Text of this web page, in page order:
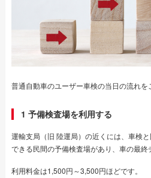
普通自動車のユーザー車検の当日の流れを
1 予備検査場を利用する
運輸支局（旧 陸運局）の近くには、車検
できる民間の予備検査場があり、車の最終
利用料金は1,500円～3,500円ほどです。